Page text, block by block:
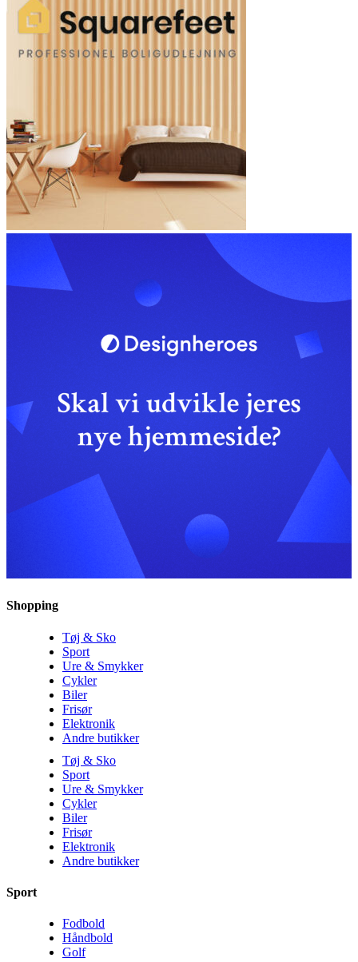
Shopping
Tøj & Sko
Sport
Ure & Smykker
Cykler
Biler
Frisør
Elektronik
Andre butikker
Tøj & Sko
Sport
Ure & Smykker
Cykler
Biler
Frisør
Elektronik
Andre butikker
Sport
Fodbold
Håndbold
Golf